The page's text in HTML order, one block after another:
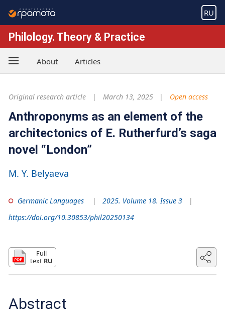
RU
Philology. Theory & Practice
About Articles
Original research article March 13, 2025 Open access
Anthroponyms as an element of the
architectonics of E. Rutherfurd’s saga
novel “London”
M. Y. Belyaeva
Germanic Languages
2025. Volume 18. Issue 3
https://doi.org/10.30853/phil20250134
Full
text RU
Abstract